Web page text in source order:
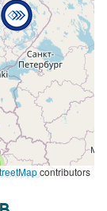
contributors